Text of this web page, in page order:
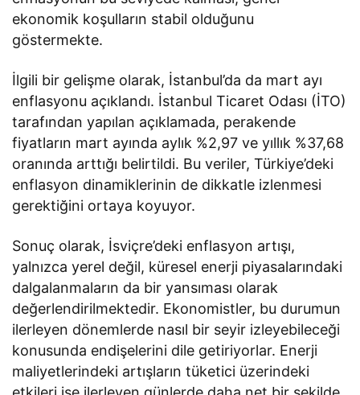
ekonomik koşulların stabil olduğunu
göstermekte.
İlgili bir gelişme olarak, İstanbul’da da mart ayı
enflasyonu açıklandı. İstanbul Ticaret Odası (İTO)
tarafından yapılan açıklamada, perakende
fiyatların mart ayında aylık %2,97 ve yıllık %37,68
oranında arttığı belirtildi. Bu veriler, Türkiye’deki
enflasyon dinamiklerinin de dikkatle izlenmesi
gerektiğini ortaya koyuyor.
Sonuç olarak, İsviçre’deki enflasyon artışı,
yalnızca yerel değil, küresel enerji piyasalarındaki
dalgalanmaların da bir yansıması olarak
değerlendirilmektedir. Ekonomistler, bu durumun
ilerleyen dönemlerde nasıl bir seyir izleyebileceği
konusunda endişelerini dile getiriyorlar. Enerji
maliyetlerindeki artışların tüketici üzerindeki